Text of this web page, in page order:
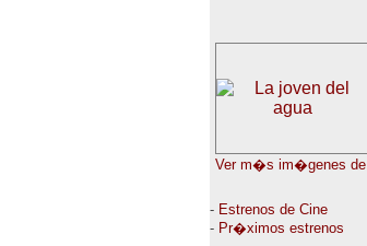
Ver m�s im�genes de
- Estrenos de Cine
- Pr�ximos estrenos